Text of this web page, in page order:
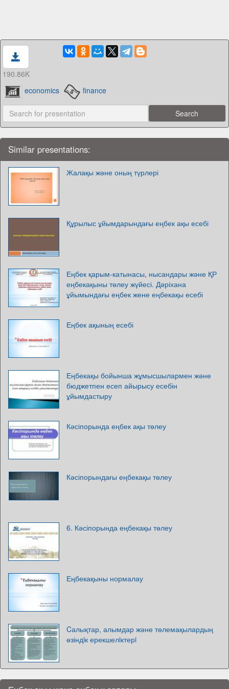
190.86K
economics
finance
Similar presentations:
Жалақы және оның түрлері
Құрылыс ұйымдарындағы еңбек ақы есебі
Еңбек қарым-катынасы, нысандары және ҚР
еңбекақыны төлеу жүйесі. Дәріхана
ұйымындағы еңбек жене еңбекақы есебі
Еңбек ақының есебі
Еңбекақы бойынша жұмысшылармен және
бюджетпен есеп айырысу есебін
ұйымдастыру
Кәсіпорында еңбек ақы төлеу
Кәсіпорындағы еңбекақы төлеу
6. Кәсіпорында еңбекақы төлеу
Еңбекақыны нормалау
Cалықтар, алымдар және төлемақылардың
өзіндiк ерекшелiктерi